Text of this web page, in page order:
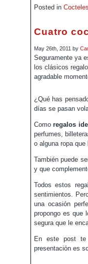
Posted in Cocteles
Cuatro
May 26th, 2011 by
Seguramente ya
los clásicos
agradable
¿Qué has
días se pasan
Comoregalos
perfumes,
o alguna ropa que
También puede
y que
Todos estos
sentimientos.
una ocasión
propongo es que
segura que le
En este post te
presentación es